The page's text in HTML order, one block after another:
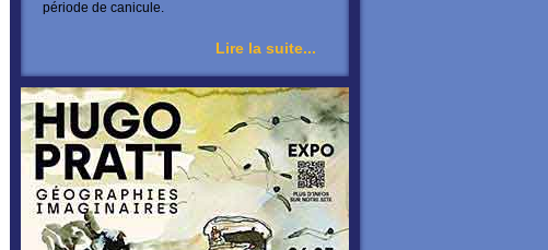
période de canicule.
Lire la suite...